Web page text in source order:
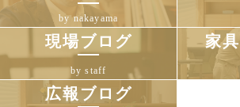
by nakayama
現場ブログ
by staff
家
広報ブログ